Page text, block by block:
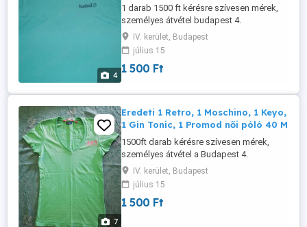
4
1 darab 1500 ft kérésre szívesen mérek,
személyes átvétel budapest 4.
káposztásmegyren vagy előre utalás után
postázom.
IV. kerület, Budapest
július 15
1 500 Ft
7
Eredeti 1 Retro, 1 Moschino, 1 Keyo,
1 Gin Tonic, 1 Promod női póló 40 M
1500ft darab kérésre szívesen mérek,
személyes átvétel a Budapest 4.
Káposztásmegyeren vagy utalás után
postázom.
IV. kerület, Budapest
július 15
1 500 Ft